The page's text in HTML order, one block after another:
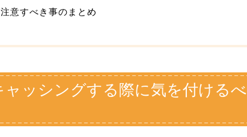
意すべき事のまとめ
ャッシングする際に気を付けるべ